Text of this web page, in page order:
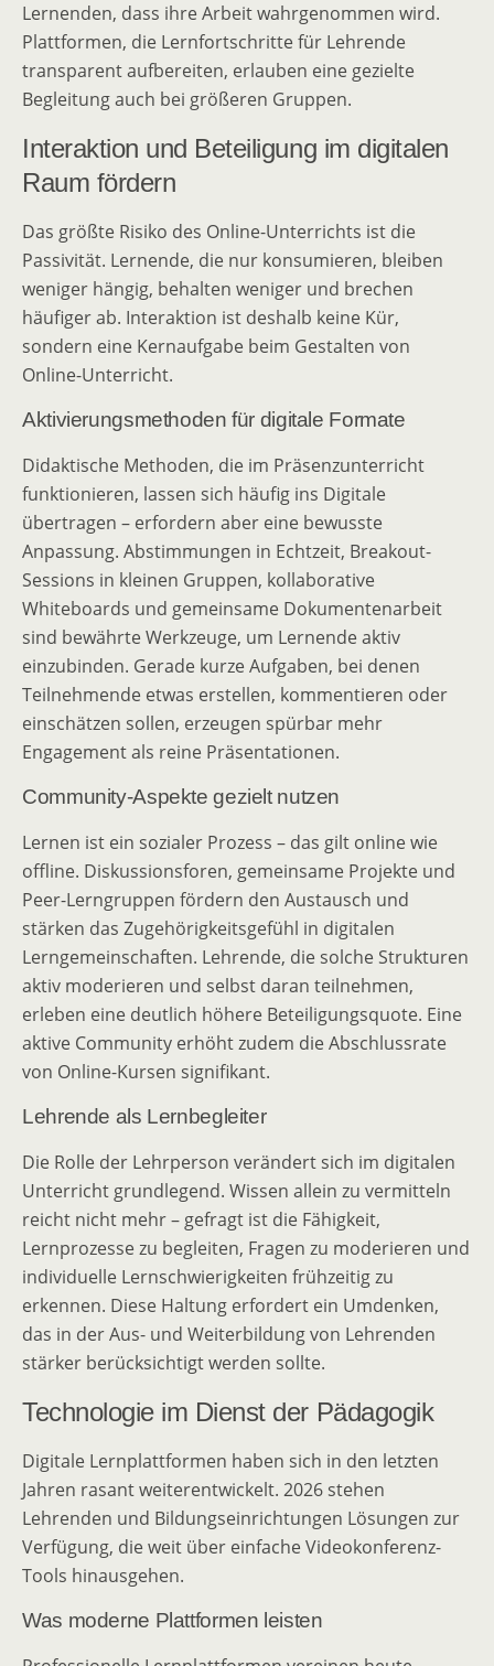
Lernenden, dass ihre Arbeit wahrgenommen wird.
Plattformen, die Lernfortschritte für Lehrende
transparent aufbereiten, erlauben eine gezielte
Begleitung auch bei größeren Gruppen.
Interaktion und Beteiligung im digitalen
Raum fördern
Das größte Risiko des Online-Unterrichts ist die
Passivität. Lernende, die nur konsumieren, bleiben
weniger hängig, behalten weniger und brechen
häufiger ab. Interaktion ist deshalb keine Kür,
sondern eine Kernaufgabe beim Gestalten von
Online-Unterricht.
Aktivierungsmethoden für digitale Formate
Didaktische Methoden, die im Präsenzunterricht
funktionieren, lassen sich häufig ins Digitale
übertragen – erfordern aber eine bewusste
Anpassung. Abstimmungen in Echtzeit, Breakout-
Sessions in kleinen Gruppen, kollaborative
Whiteboards und gemeinsame Dokumentenarbeit
sind bewährte Werkzeuge, um Lernende aktiv
einzubinden. Gerade kurze Aufgaben, bei denen
Teilnehmende etwas erstellen, kommentieren oder
einschätzen sollen, erzeugen spürbar mehr
Engagement als reine Präsentationen.
Community-Aspekte gezielt nutzen
Lernen ist ein sozialer Prozess – das gilt online wie
offline. Diskussionsforen, gemeinsame Projekte und
Peer-Lerngruppen fördern den Austausch und
stärken das Zugehörigkeitsgefühl in digitalen
Lerngemeinschaften. Lehrende, die solche Strukturen
aktiv moderieren und selbst daran teilnehmen,
erleben eine deutlich höhere Beteiligungsquote. Eine
aktive Community erhöht zudem die Abschlussrate
von Online-Kursen signifikant.
Lehrende als Lernbegleiter
Die Rolle der Lehrperson verändert sich im digitalen
Unterricht grundlegend. Wissen allein zu vermitteln
reicht nicht mehr – gefragt ist die Fähigkeit,
Lernprozesse zu begleiten, Fragen zu moderieren und
individuelle Lernschwierigkeiten frühzeitig zu
erkennen. Diese Haltung erfordert ein Umdenken,
das in der Aus- und Weiterbildung von Lehrenden
stärker berücksichtigt werden sollte.
Technologie im Dienst der Pädagogik
Digitale Lernplattformen haben sich in den letzten
Jahren rasant weiterentwickelt. 2026 stehen
Lehrenden und Bildungseinrichtungen Lösungen zur
Verfügung, die weit über einfache Videokonferenz-
Tools hinausgehen.
Was moderne Plattformen leisten